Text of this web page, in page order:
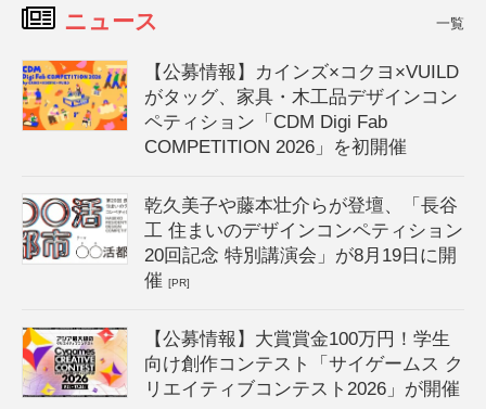
ニュース 一覧
【公募情報】カインズ×コクヨ×VUILD
がタッグ、家具・木工品デザインコン
ペティション「CDM Digi Fab
COMPETITION 2026」を初開催
乾久美子や藤本壮介らが登壇、「長谷
工 住まいのデザインコンペティション
20回記念 特別講演会」が8月19日に開
催[PR]
【公募情報】大賞賞金100万円！学生
向け創作コンテスト「サイゲームス ク
リエイティブコンテスト2026」が開催